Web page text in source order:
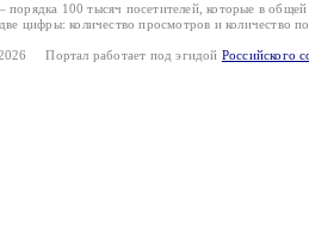
порядка 100 тысяч посетителей, которые в
цифры: количество просмотров и количество
Портал работает под эгидой Российского